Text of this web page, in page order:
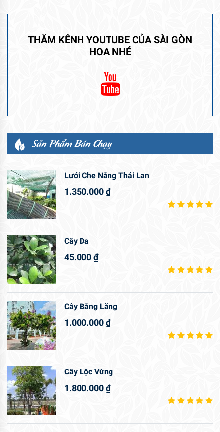
THĂM KÊNH YOUTUBE CỦA SÀI GÒN
HOA NHÉ
Sản Phẩm Bán Chạy
Lưới Che Nắng Thái Lan
1.350.000₫
Cây Da
45.000₫
Cây Bằng Lăng
1.000.000₫
Cây Lộc Vừng
1.800.000₫